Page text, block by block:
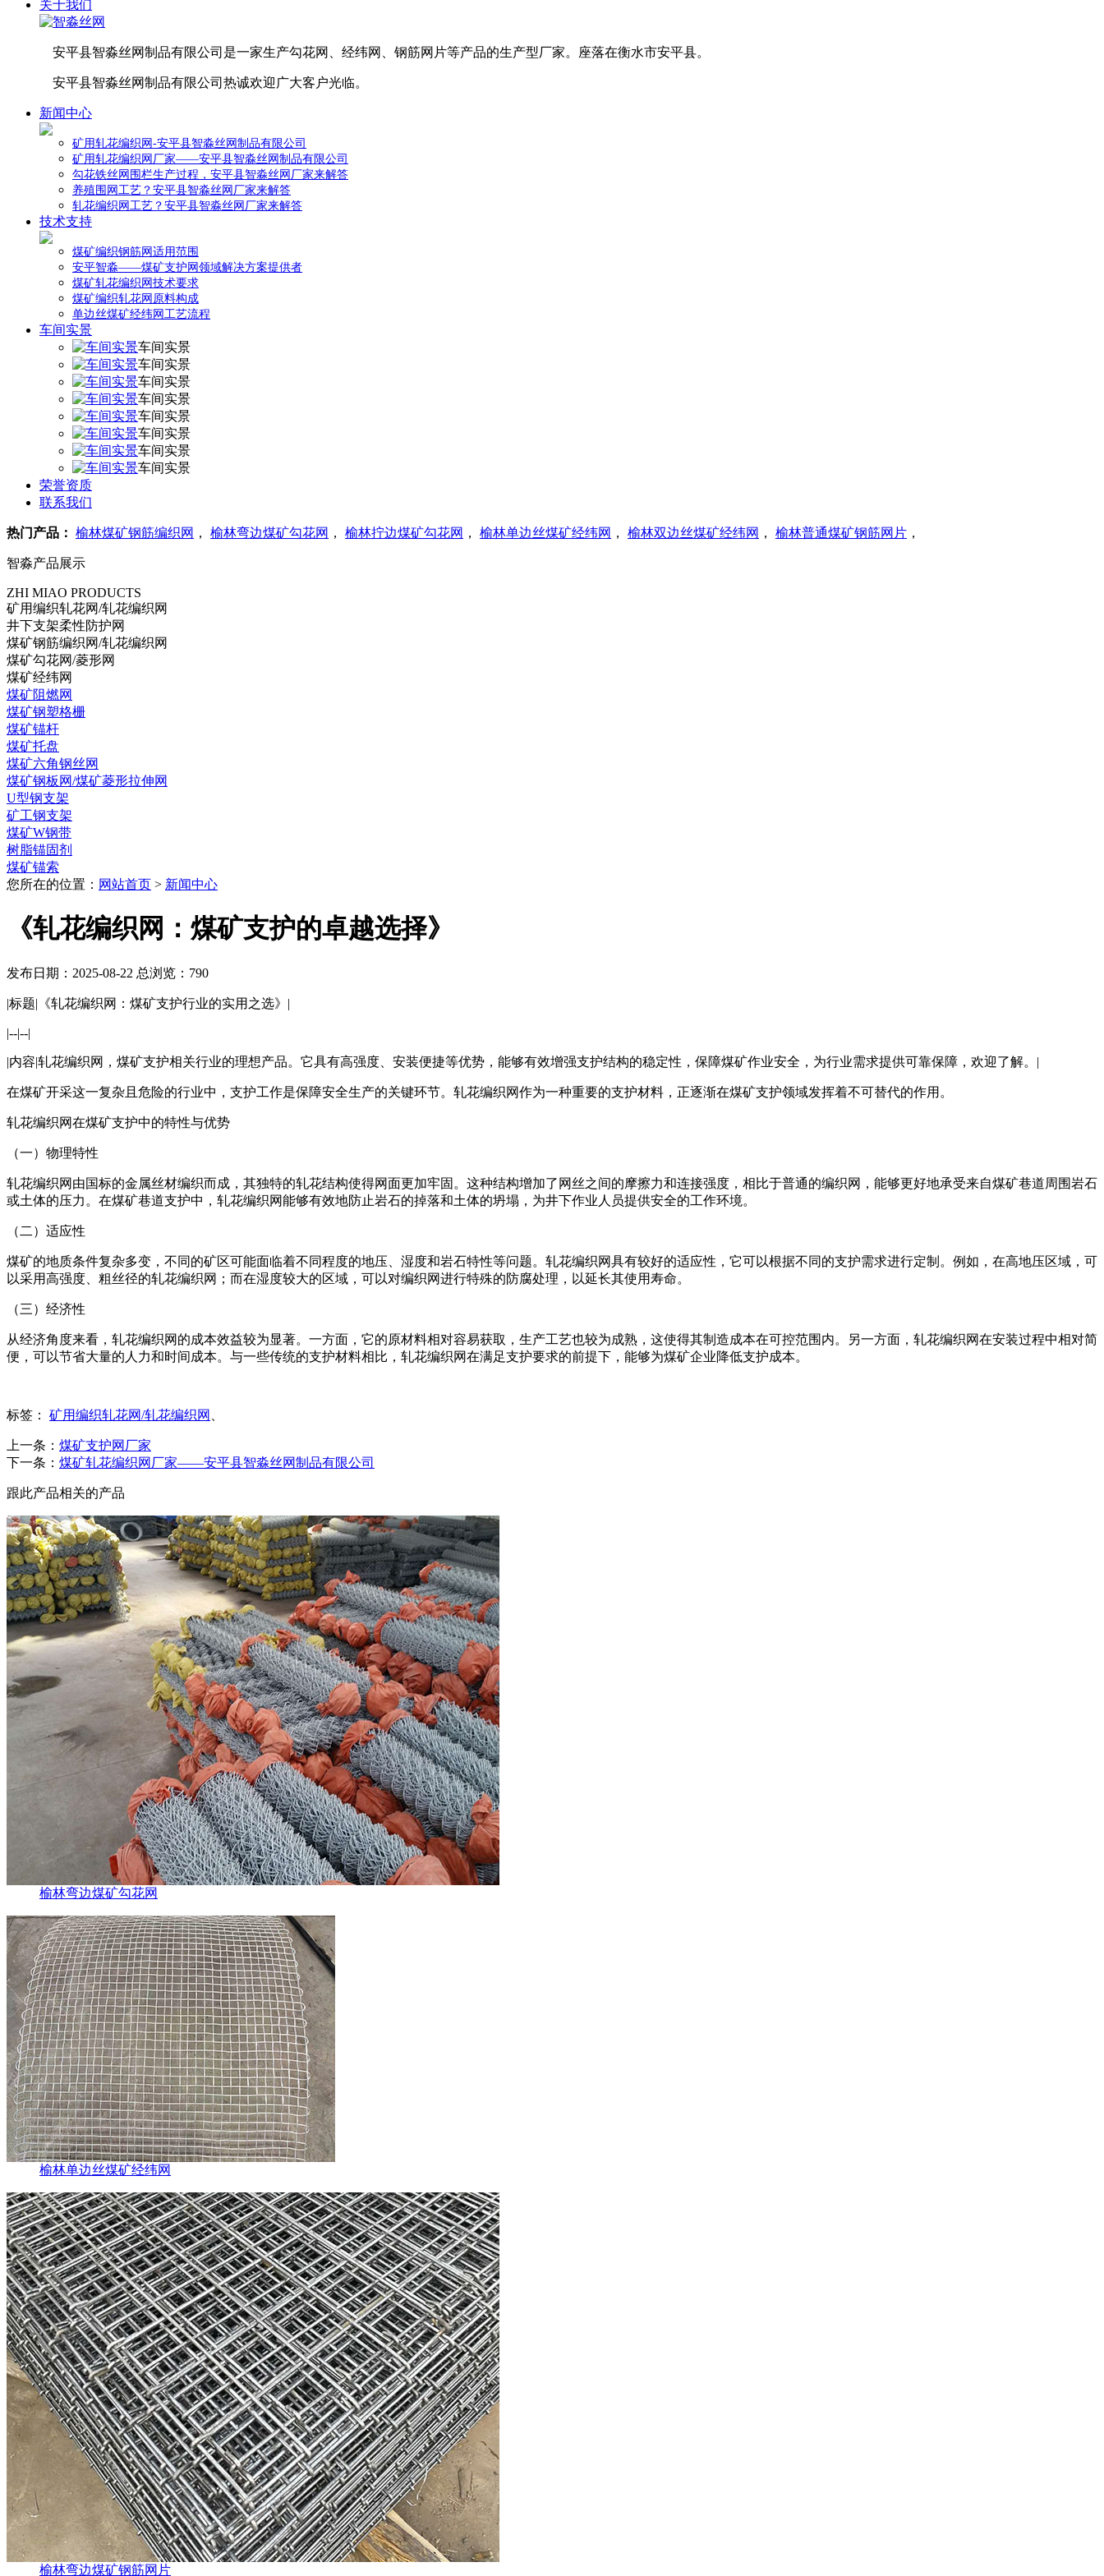
关于我们
安平县智淼丝网制品有限公司是一家生产勾花网、经纬网、钢筋网片等产品的生产型厂家。座落在衡水市安平县。
安平县智淼丝网制品有限公司热诚欢迎广大客户光临。
新闻中心
矿用轧花编织网-安平县智淼丝网制品有限公司
矿用轧花编织网厂家——安平县智淼丝网制品有限公司
勾花铁丝网围栏生产过程，安平县智淼丝网厂家来解答
养殖围网工艺？安平县智淼丝网厂家来解答
轧花编织网工艺？安平县智淼丝网厂家来解答
技术支持
煤矿编织钢筋网适用范围
安平智淼——煤矿支护网领域解决方案提供者
煤矿轧花编织网技术要求
煤矿编织轧花网原料构成
单边丝煤矿经纬网工艺流程
车间实景
车间实景
车间实景
车间实景
车间实景
车间实景
车间实景
车间实景
车间实景
荣誉资质
联系我们
热门产品： 榆林煤矿钢筋编织网 ， 榆林弯边煤矿勾花网 ， 榆林拧边煤矿勾花网 ， 榆林单边丝煤矿经纬网 ， 榆林双边丝煤矿经纬网 ， 榆林普通煤矿钢筋网片 ，
智淼产品展示
ZHI MIAO PRODUCTS
矿用编织轧花网/轧花编织网
井下支架柔性防护网
煤矿钢筋编织网/轧花编织网
煤矿勾花网/菱形网
煤矿经纬网
煤矿阻燃网
煤矿钢塑格栅
煤矿锚杆
煤矿托盘
煤矿六角钢丝网
煤矿钢板网/煤矿菱形拉伸网
U型钢支架
矿工钢支架
煤矿W钢带
树脂锚固剂
煤矿锚索
您所在的位置： 网站首页 > 新闻中心
《轧花编织网：煤矿支护的卓越选择》
发布日期：2025-08-22 总浏览： 790
|标题|《轧花编织网：煤矿支护行业的实用之选》|
|--|--|
|内容|轧花编织网，煤矿支护相关行业的理想产品。它具有高强度、安装便捷等优势，能够有效增强支护结构的稳定性，保障煤矿作业安全，为行业需求提供可靠保障，欢迎了解。|
在煤矿开采这一复杂且危险的行业中，支护工作是保障安全生产的关键环节。轧花编织网作为一种重要的支护材料，正逐渐在煤矿支护领域发挥着不可替代的作用。
轧花编织网在煤矿支护中的特性与优势
（一）物理特性
轧花编织网由国标的金属丝材编织而成，其独特的轧花结构使得网面更加牢固。这种结构增加了网丝之间的摩擦力和连接强度，相比于普通的编织网，能够更好地承受来自煤矿巷道周围岩石
或土体的压力。在煤矿巷道支护中，轧花编织网能够有效地防止岩石的掉落和土体的坍塌，为井下作业人员提供安全的工作环境。
（二）适应性
煤矿的地质条件复杂多变，不同的矿区可能面临着不同程度的地压、湿度和岩石特性等问题。轧花编织网具有较好的适应性，它可以根据不同的支护需求进行定制。例如，在高地压区域，可
以采用高强度、粗丝径的轧花编织网；而在湿度较大的区域，可以对编织网进行特殊的防腐处理，以延长其使用寿命。
（三）经济性
从经济角度来看，轧花编织网的成本效益较为显著。一方面，它的原材料相对容易获取，生产工艺也较为成熟，这使得其制造成本在可控范围内。另一方面，轧花编织网在安装过程中相对简
便，可以节省大量的人力和时间成本。与一些传统的支护材料相比，轧花编织网在满足支护要求的前提下，能够为煤矿企业降低支护成本。
标签： 矿用编织轧花网/轧花编织网
上一条： 煤矿支护网厂家
下一条： 煤矿轧花编织网厂家——安平县智淼丝网制品有限公司
跟此产品相关的产品
榆林弯边煤矿勾花网
榆林单边丝煤矿经纬网
榆林弯边煤矿钢筋网片